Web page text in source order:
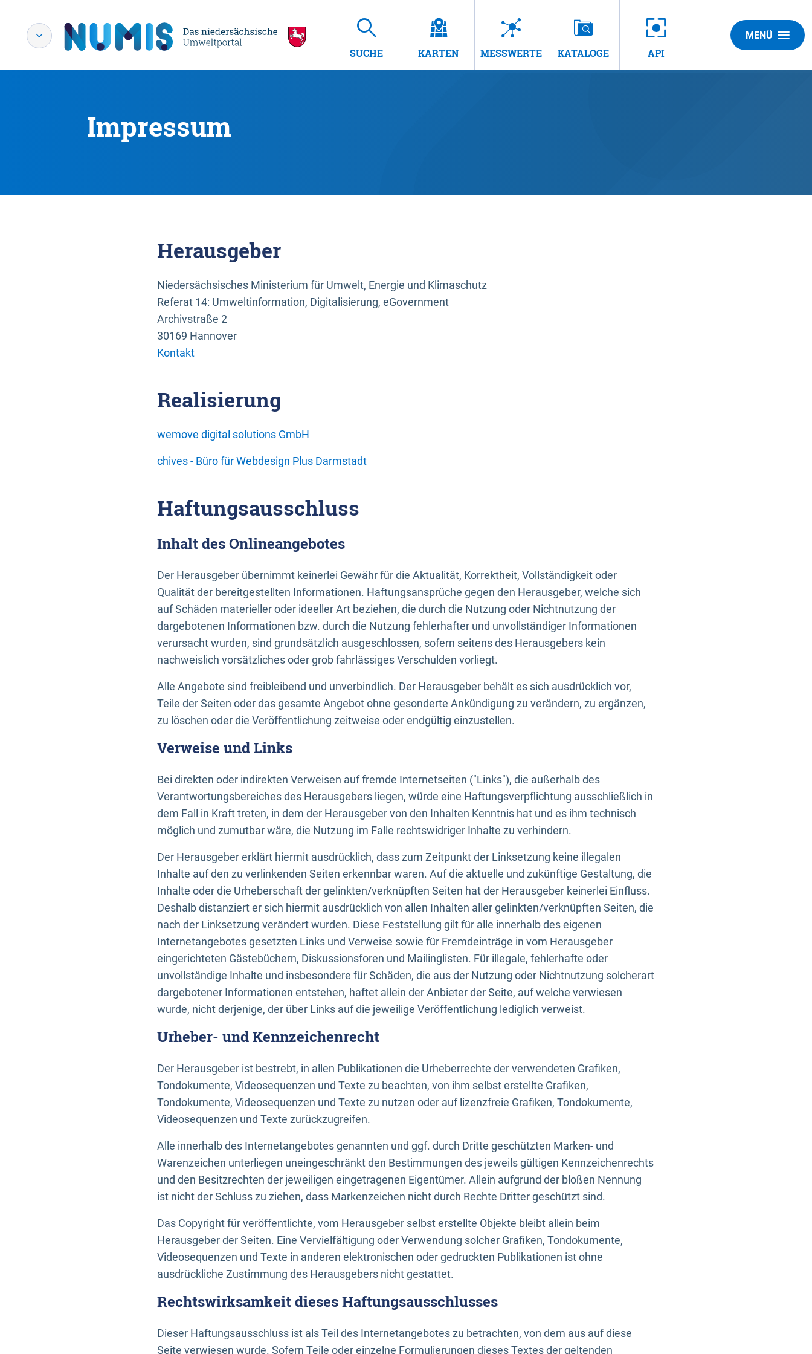
SUCHE KARTEN MESSWERTE KATALOGE API
MENÜ
Impressum
Herausgeber
Niedersächsisches Ministerium für Umwelt, Energie und Klimaschutz
Referat 14: Umweltinformation, Digitalisierung, eGovernment
Archivstraße 2
30169 Hannover
Kontakt
Realisierung
wemove digital solutions GmbH
chives - Büro für Webdesign Plus Darmstadt
Haftungsausschluss
Inhalt des Onlineangebotes
Der Herausgeber übernimmt keinerlei Gewähr für die Aktualität, Korrektheit, Vollständigkeit oder
Qualität der bereitgestellten Informationen. Haftungsansprüche gegen den Herausgeber, welche sich
auf Schäden materieller oder ideeller Art beziehen, die durch die Nutzung oder Nichtnutzung der
dargebotenen Informationen bzw. durch die Nutzung fehlerhafter und unvollständiger Informationen
verursacht wurden, sind grundsätzlich ausgeschlossen, sofern seitens des Herausgebers kein
nachweislich vorsätzliches oder grob fahrlässiges Verschulden vorliegt.
Alle Angebote sind freibleibend und unverbindlich. Der Herausgeber behält es sich ausdrücklich vor,
Teile der Seiten oder das gesamte Angebot ohne gesonderte Ankündigung zu verändern, zu ergänzen,
zu löschen oder die Veröffentlichung zeitweise oder endgültig einzustellen.
Verweise und Links
Bei direkten oder indirekten Verweisen auf fremde Internetseiten ("Links"), die außerhalb des
Verantwortungsbereiches des Herausgebers liegen, würde eine Haftungsverpflichtung ausschließlich in
dem Fall in Kraft treten, in dem der Herausgeber von den Inhalten Kenntnis hat und es ihm technisch
möglich und zumutbar wäre, die Nutzung im Falle rechtswidriger Inhalte zu verhindern.
Der Herausgeber erklärt hiermit ausdrücklich, dass zum Zeitpunkt der Linksetzung keine illegalen
Inhalte auf den zu verlinkenden Seiten erkennbar waren. Auf die aktuelle und zukünftige Gestaltung, die
Inhalte oder die Urheberschaft der gelinkten/verknüpften Seiten hat der Herausgeber keinerlei Einfluss.
Deshalb distanziert er sich hiermit ausdrücklich von allen Inhalten aller gelinkten/verknüpften Seiten, die
nach der Linksetzung verändert wurden. Diese Feststellung gilt für alle innerhalb des eigenen
Internetangebotes gesetzten Links und Verweise sowie für Fremdeinträge in vom Herausgeber
eingerichteten Gästebüchern, Diskussionsforen und Mailinglisten. Für illegale, fehlerhafte oder
unvollständige Inhalte und insbesondere für Schäden, die aus der Nutzung oder Nichtnutzung solcherart
dargebotener Informationen entstehen, haftet allein der Anbieter der Seite, auf welche verwiesen
wurde, nicht derjenige, der über Links auf die jeweilige Veröffentlichung lediglich verweist.
Urheber- und Kennzeichenrecht
Der Herausgeber ist bestrebt, in allen Publikationen die Urheberrechte der verwendeten Grafiken,
Tondokumente, Videosequenzen und Texte zu beachten, von ihm selbst erstellte Grafiken,
Tondokumente, Videosequenzen und Texte zu nutzen oder auf lizenzfreie Grafiken, Tondokumente,
Videosequenzen und Texte zurückzugreifen.
Alle innerhalb des Internetangebotes genannten und ggf. durch Dritte geschützten Marken- und
Warenzeichen unterliegen uneingeschränkt den Bestimmungen des jeweils gültigen Kennzeichenrechts
und den Besitzrechten der jeweiligen eingetragenen Eigentümer. Allein aufgrund der bloßen Nennung
ist nicht der Schluss zu ziehen, dass Markenzeichen nicht durch Rechte Dritter geschützt sind.
Das Copyright für veröffentlichte, vom Herausgeber selbst erstellte Objekte bleibt allein beim
Herausgeber der Seiten. Eine Vervielfältigung oder Verwendung solcher Grafiken, Tondokumente,
Videosequenzen und Texte in anderen elektronischen oder gedruckten Publikationen ist ohne
ausdrückliche Zustimmung des Herausgebers nicht gestattet.
Rechtswirksamkeit dieses Haftungsausschlusses
Dieser Haftungsausschluss ist als Teil des Internetangebotes zu betrachten, von dem aus auf diese
Seite verwiesen wurde. Sofern Teile oder einzelne Formulierungen dieses Textes der geltenden